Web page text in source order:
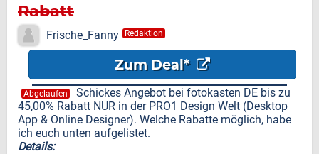
Rabatt
Frische_Fanny Redaktion
Zum Deal*
Abgelaufen
Schickes Angebot bei fotokasten DE bis zu
45,00% Rabatt NUR in der PRO1 Design Welt (Desktop
App & Online Designer). Welche Rabatte möglich, habe
ich euch unten aufgelistet.
Details: